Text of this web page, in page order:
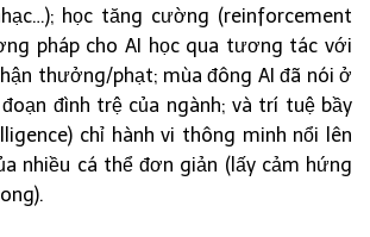
học tăng cường (reinforcement
pháp cho AI học qua tương tác với
thưởng/phạt; mùa đông AI đã nói ở
đình trệ của ngành; và trí tuệ bầy
chỉ hành vi thông minh nổi lên
nhiều cá thể đơn giản (lấy cảm hứng